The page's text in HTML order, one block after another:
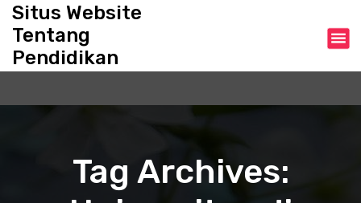
Situs Website
Tentang
Pendidikan
Tag Archives: